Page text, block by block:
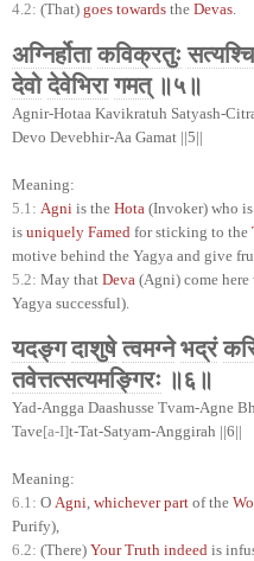
4.2: (That) goes towards the Devas.
अग्निर्होता कविक्रतुः
देवो देवेभिरा गमत्॥५॥
Agnir-Hotaa Kavikratuh Satyash-
Devo Devebhir-Aa Gamat ||5||
Meaning:
5.1: Agni is the Hota (Invoker) who is
is uniquely Famed for sticking to the
motive behind the Yagya and give
5.2: May that Deva (Agni) come
Yagya successful).
यदङ्ग दाशुषे त्वमग्ने भद्रं
तवेत्तत्सत्यमङ्गिरः ॥६॥
Yad-Angga Daashusse Tvam-Agne
Tave[a-I]t-Tat-Satyam-Anggirah ||6||
Meaning:
6.1: O Agni, whichever part of the
Purify),
6.2: (There) Your Truth indeed is